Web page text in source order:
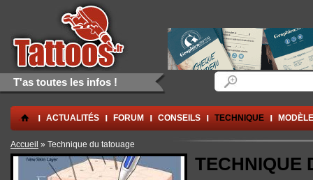
Aller au contenu principal
Skip to navigation
T'as toutes les infos !
. ACTUALITÉS FORUM CONSEILS TECHNIQUE
Vous êtes ici
Accueil » Technique du tatouage
TECHNIQUE